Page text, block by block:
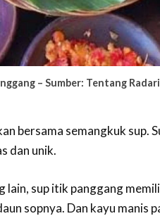
– Sumber: Tentang
bersama semangkuk sup.
dan unik.
lain, sup itik panggang
sopnya. Dan kayu manis